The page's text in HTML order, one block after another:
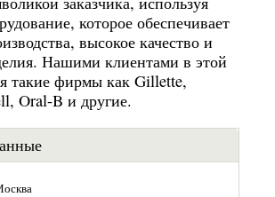
которое обеспечивает
высокое качество и
Нашими клиентами в этой
такие фирмы как Gillette,
Oral-B и другие.